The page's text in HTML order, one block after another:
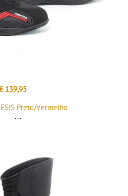
139,95
Preto/Vermelho